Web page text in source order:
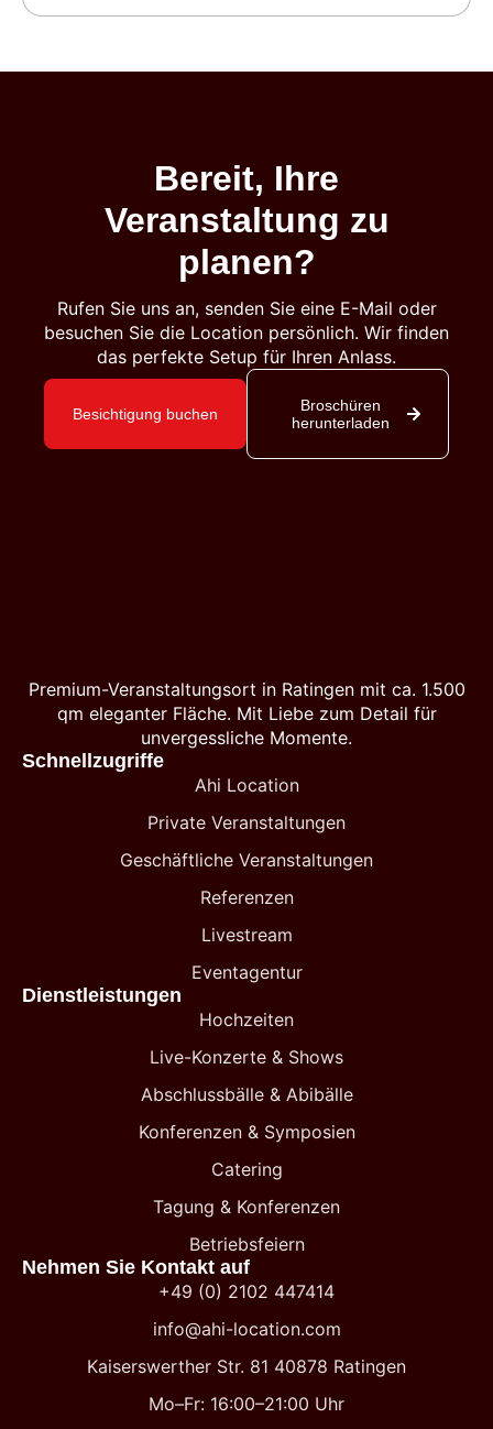
Bereit, Ihre
Veranstaltung zu
planen?
Rufen Sie uns an, senden Sie eine E-Mail oder
besuchen Sie die Location persönlich. Wir finden
das perfekte Setup für Ihren Anlass.
Besichtigung buchen
Broschüren
herunterladen
Premium-Veranstaltungsort in Ratingen mit ca. 1.500
qm eleganter Fläche. Mit Liebe zum Detail für
unvergessliche Momente.
Schnellzugriffe
Ahi Location
Private Veranstaltungen
Geschäftliche Veranstaltungen
Referenzen
Livestream
Eventagentur
Dienstleistungen
Hochzeiten
Live-Konzerte & Shows
Abschlussbälle & Abibälle
Konferenzen & Symposien
Catering
Tagung & Konferenzen
Betriebsfeiern
Nehmen Sie Kontakt auf
+49 (0) 2102 447414
info@ahi-location.com
Kaiserswerther Str. 81 40878 Ratingen
Mo–Fr: 16:00–21:00 Uhr